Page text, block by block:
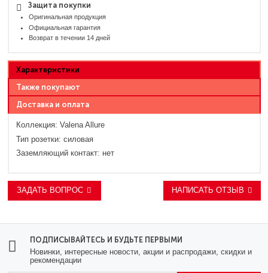
Защита покупки
Оригинальная продукция
Официальная гарантия
Возврат в течении 14 дней
Характеристики
Также покупают
Доставка и оплата
Коллекция: Valena Allure
Тип розетки: силовая
Заземляющий контакт: нет
ЗАДАТЬ ВОПРОС НАПИСАТЬ ОТЗЫВ
ПОДПИСЫВАЙТЕСЬ И БУДЬТЕ ПЕРВЫМИ
Новинки, интересные новости, акции и распродажи, скидки и
рекомендации